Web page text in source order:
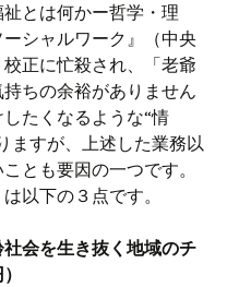
とは何かー哲学・理
シャルワーク』（中央
正に忙殺され、「老爺
ちの余裕がありません
たくなるような“情
ますが、上述した業務以
とも要因の一つです。
以下の３点です。
会を生き抜く地域のチ